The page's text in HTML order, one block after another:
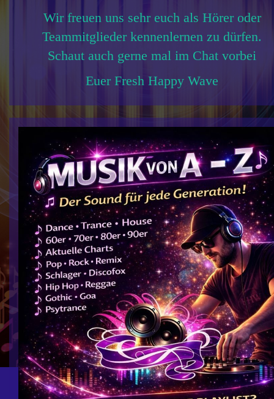
Wir freuen uns sehr euch als Hörer oder
Teammitglieder kennenlernen zu dürfen.
Schaut auch gerne mal im Chat vorbei
Euer Fresh Happy Wave